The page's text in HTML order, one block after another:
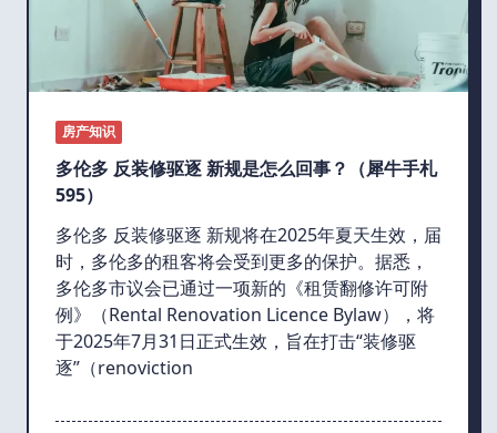
房产知识
多伦多 反装修驱逐 新规是怎么回事？（犀牛手札
595）
多伦多 反装修驱逐 新规将在2025年夏天生效，届
时，多伦多的租客将会受到更多的保护。据悉，
多伦多市议会已通过一项新的《租赁翻修许可附
例》（Rental Renovation Licence Bylaw），将
于2025年7月31日正式生效，旨在打击“装修驱
逐”（renoviction